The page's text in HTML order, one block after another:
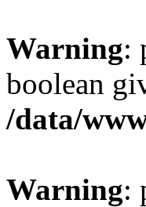
Warning:
boolean
/data/
Warning: